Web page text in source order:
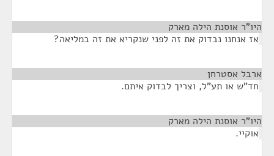
היו"ר אוסנת הילה מארק
אז אנחנו נבדוק את זה לפני שנקריא את זה במליאה?
ארבל אסטרחן
חד"ש או תע"ל, וצריך לבדוק איתם.
היו"ר אוסנת הילה מארק
אוקיי.